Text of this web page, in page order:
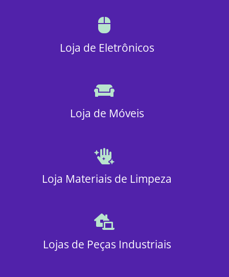
Loja de Eletrônicos
Loja de Móveis
Loja Materiais de Limpeza
Lojas de Peças Industriais